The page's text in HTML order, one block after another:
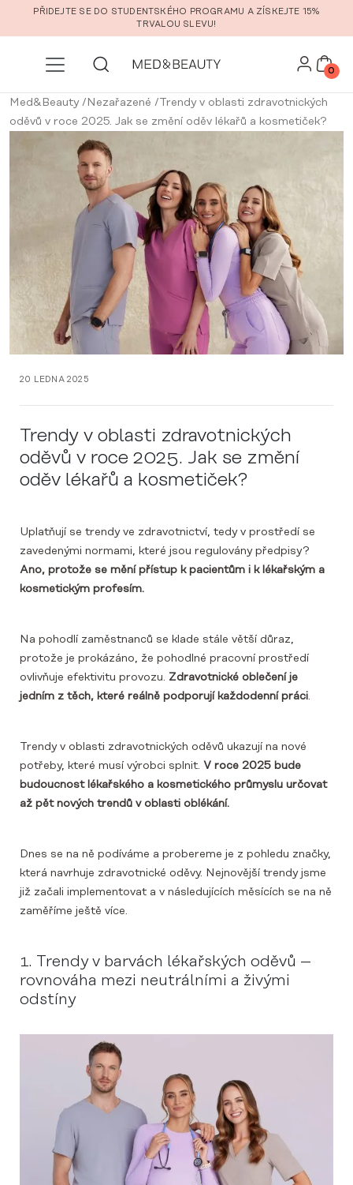
Přeskočit na hlavní obsah
PŘIDEJTE SE DO STUDENTSKÉHO PROGRAMU A ZÍSKEJTE 15%
TRVALOU SLEVU!
0
Med&Beauty/ Nezařazené /Trendy v oblasti zdravotnických
oděvů v roce 2025. Jak se změní oděv lékařů a kosmetiček?
20 LEDNA 2025
Trendy v oblasti zdravotnických
oděvů v roce 2025. Jak se změní
oděv lékařů a kosmetiček?
Uplatňují se trendy ve zdravotnictví, tedy v prostředí se
zavedenými normami, které jsou regulovány předpisy?
Ano, protože se mění přístup k pacientům i k lékařským a
kosmetickým profesím.
Na pohodlí zaměstnanců se klade stále větší důraz,
protože je prokázáno, že pohodlné pracovní prostředí
ovlivňuje efektivitu provozu. Zdravotnické oblečení je
jedním z těch, které reálně podporují každodenní práci.
Trendy v oblasti zdravotnických oděvů ukazují na nové
potřeby, které musí výrobci splnit. V roce 2025 bude
budoucnost lékařského a kosmetického průmyslu určovat
až pět nových trendů v oblasti oblékání.
Dnes se na ně podíváme a probereme je z pohledu značky,
která navrhuje zdravotnické oděvy. Nejnovější trendy jsme
již začali implementovat a v následujících měsících se na ně
zaměříme ještě více.
1. Trendy v barvách lékařských oděvů –
rovnováha mezi neutrálními a živými
odstíny